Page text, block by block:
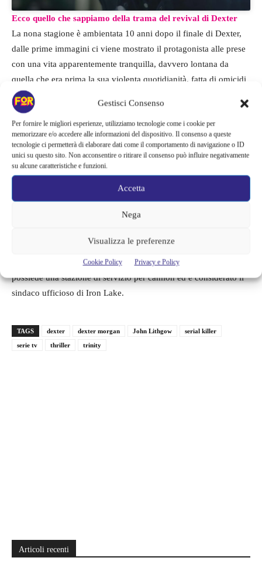
Gestisci Consenso
Per fornire le migliori esperienze, utilizziamo tecnologie come i cookie per
memorizzare e/o accedere alle informazioni del dispositivo. Il consenso a queste
tecnologie ci permetterà di elaborare dati come il comportamento di navigazione o ID
unici su questo sito. Non acconsentire o ritirare il consenso può influire negativamente
su alcune caratteristiche e funzioni.
Accetta
Nega
Visualizza le preferenze
Cookie Policy Privacy e Policy
Ecco quello che sappiamo della trama del revival di Dexter
La nona stagione è ambientata 10 anni dopo il finale di Dexter,
dalle prime immagini ci viene mostrato il protagonista alle prese
con una vita apparentemente tranquilla, davvero lontana da
quella che era prima la sua violenta quotidianità, fatta di omicidi
e menzogne, nonostante il protagonista le considerasse giuste,
considerandosi un giustiziere corretto.
Adesso Dexter si fa chiamare Jimmy dalle persone di Iron Lake,
una piccola città nello Stato di New York dove la neve può
rendere tutto più candido. È tranquillo, sorprendentemente
socievole e sorridente. In definitiva, irriconoscibile. Però come
sappiamo, il lupo perde il pelo ma non il vizio, qualcosa o
qualcuno lo porta a uccidere di nuovo, a far riemergere dentro di
dimenticato. Potrebbe trattarsi di Kurt Caldwell, interpretato da
Clancy Brown, un uomo potente, generoso e amato da tutti che
possiede una stazione di servizio per camion ed è considerato il
sindaco ufficioso di Iron Lake.
TAGS dexter dexter morgan John Lithgow
serial killer
serie tv
thriller trinity
Articoli recenti